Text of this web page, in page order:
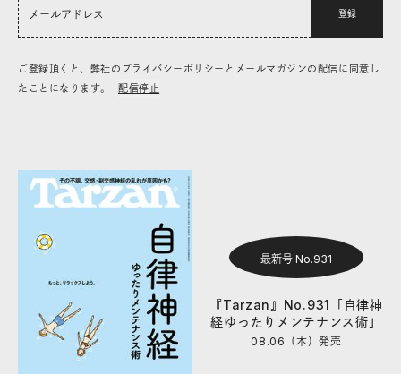
登録
ご登録頂くと、弊社のプライバシーポリシーとメールマガジンの配信に同意し
たことになります。
配信停止
最新号 No.931
『Tarzan』No.931「自律神
経ゆったりメンテナンス術」
08.06（木）発売